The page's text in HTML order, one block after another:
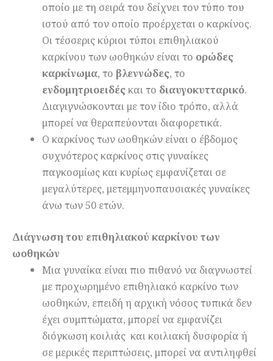
οποίο με τη σειρά του δείχνει τον τύπο του
ιστού από τον οποίο προέρχεται ο καρκίνος.
Οι τέσσερις κύριοι τύποι επιθηλιακού
καρκίνου των ωοθηκών είναι το ορώδες
καρκίνωμα, το βλεννώδες, το
ενδομητριοειδές και το διαυγοκυτταρικό.
Διαγιγνώσκονται με τον ίδιο τρόπο, αλλά
μπορεί να θεραπεύονται διαφορετικά.
Ο καρκίνος των ωοθηκών είναι ο έβδομος
συχνότερος καρκίνος στις γυναίκες
παγκοσμίως και κυρίως εμφανίζεται σε
μεγαλύτερες, μετεμμηνοπαυσιακές γυναίκες
άνω των 50 ετών.
Διάγνωση του επιθηλιακού καρκίνου των
ωοθηκών
Μια γυναίκα είναι πιο πιθανό να διαγνωστεί
με προχωρημένο επιθηλιακό καρκίνο των
ωοθηκών, επειδή η αρχική νόσος τυπικά δεν
έχει συμπτώματα, μπορεί να εμφανίζει
διόγκωση κοιλιάς και κοιλιακή δυσφορία ή
σε μερικές περιπτώσεις, μπορεί να αντιληφθεί